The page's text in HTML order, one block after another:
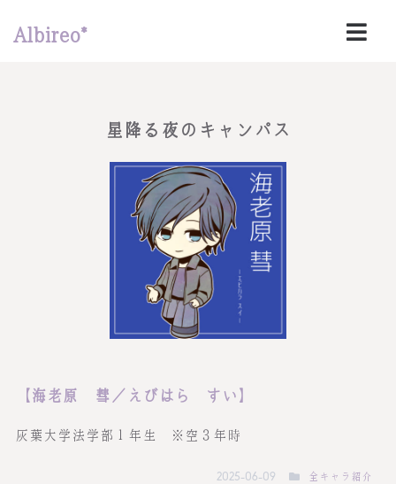
Albireo*
星降る夜のキャンパス
【海老原 彗／えびはら すい】
灰葉大学法学部１年生 ※空３年時
2025-06-09 全キャラ紹介